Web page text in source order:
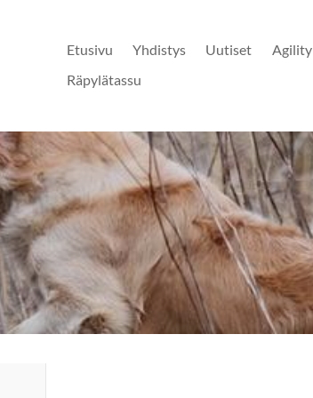
Etusivu Yhdistys Uutiset Agility
Räpylätassu